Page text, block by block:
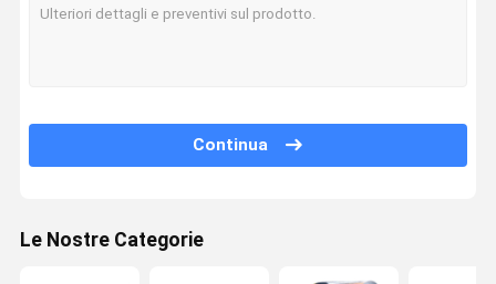
Bobina laminata a freddo del acciaio al carbonio
tubi di acciaio saldati
Vergella d'acciaio
Continua
Le Nostre Categorie